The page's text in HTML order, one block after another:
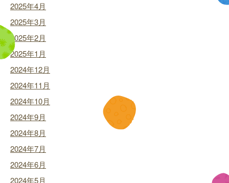
2025年4月
2025年3月
2025年2月
2025年1月
2024年12月
2024年11月
2024年10月
2024年9月
2024年8月
2024年7月
2024年6月
2024年5月